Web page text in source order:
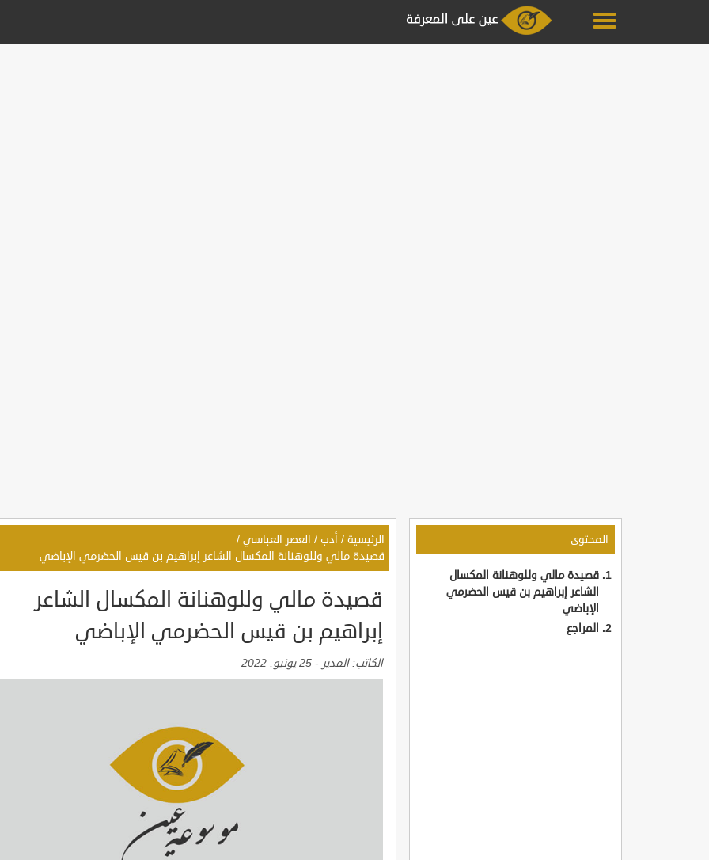
المحتوى
قصيدة مالي وللوهنانة المكسال
الشاعر إبراهيم بن قيس الحضرمي
الإباضي
المراجع
الرئيسية / أدب / العصر العباسي /
قصيدة مالي وللوهنانة المكسال الشاعر إبراهيم بن قيس الحضرمي الإباضي
قصيدة مالي وللوهنانة المكسال الشاعر
إبراهيم بن قيس الحضرمي الإباضي
الكاتب:المدير - 25 يونيو, 2022